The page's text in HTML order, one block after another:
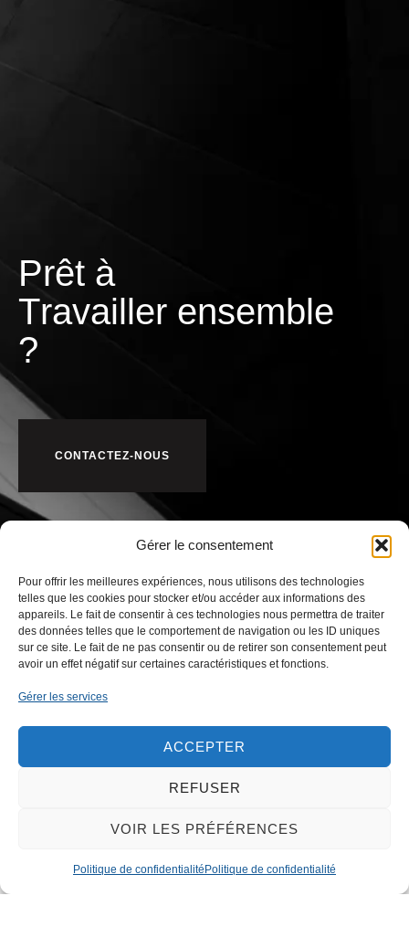
Gérer le consentement
Pour offrir les meilleures expériences, nous utilisons des technologies
telles que les cookies pour stocker et/ou accéder aux informations des
appareils. Le fait de consentir à ces technologies nous permettra de traiter
des données telles que le comportement de navigation ou les ID uniques
sur ce site. Le fait de ne pas consentir ou de retirer son consentement peut
avoir un effet négatif sur certaines caractéristiques et fonctions.
Gérer les services
ACCEPTER
REFUSER
VOIR LES PRÉFÉRENCES
Politique de confidentialité Politique de confidentialité
Prêt à
Travailler ensemble
?
CONTACTEZ-NOUS
Zone Artisanale du MIN (ZAMIN)